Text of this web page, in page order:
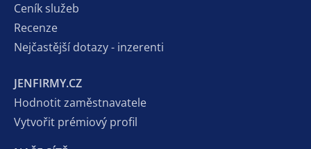
Ceník služeb
Recenze
Nejčastější dotazy - inzerenti
JENFIRMY.CZ
Hodnotit zaměstnavatele
Vytvořit prémiový profil